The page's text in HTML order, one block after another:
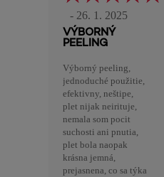
- 26. 1. 2025
VÝBORNÝ
PEELING
Výborný peeling,
jednoduché použitie,
efektivny, neštipe,
plet nijak neirituje,
nemala som pocit
suchosti ani pnutia,
plet bola naopak
krásna jemná,
prejasnena, co sa týka